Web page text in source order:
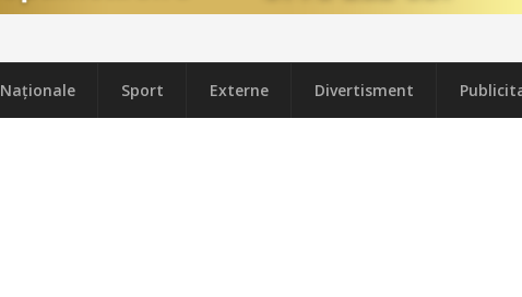
Naţionale Sport Externe Divertisment